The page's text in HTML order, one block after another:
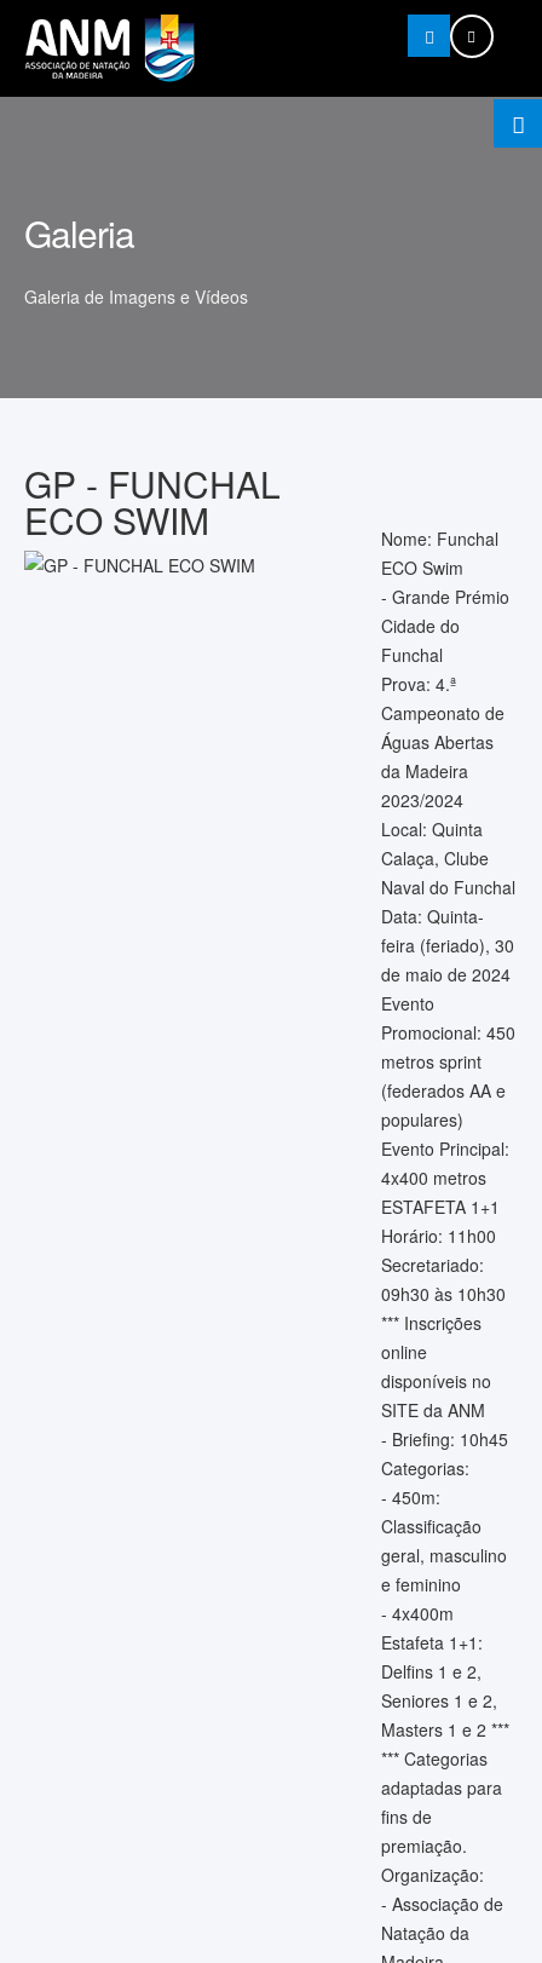
Pesquisar
Galeria
Galeria de Imagens e Vídeos
GP - FUNCHAL
ECO SWIM
Nome: Funchal
ECO Swim
- Grande Prémio
Cidade do
Funchal
Prova: 4.ª
Campeonato de
Águas Abertas
da Madeira
2023/2024
Local: Quinta
Calaça, Clube
Naval do Funchal
Data: Quinta-
feira (feriado), 30
de maio de 2024
Evento
Promocional: 450
metros sprint
(federados AA e
populares)
Evento Principal:
4x400 metros
ESTAFETA 1+1
Horário: 11h00
Secretariado:
09h30 às 10h30
*** Inscrições
online
disponíveis no
SITE da ANM
- Briefing: 10h45
Categorias:
- 450m:
Classificação
geral, masculino
e feminino
- 4x400m
Estafeta 1+1:
Delfins 1 e 2,
Seniores 1 e 2,
Masters 1 e 2 ***
*** Categorias
adaptadas para
fins de
premiação.
Organização:
- Associação de
Natação da